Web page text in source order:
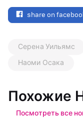
share on
Серена Уильямс
Наоми Осака
Похожие
Посмотреть все